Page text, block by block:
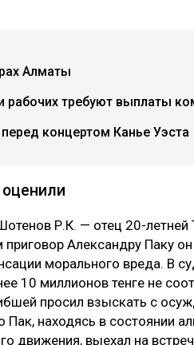
Алматы
рабочих требуют выплаты
концертом Канье Уэста
Р.К. — отец 20-
Александру Паку
морального вреда. В
10 миллионов тенге не
просил взыскать с
находясь в состоянии
движения, выехал на